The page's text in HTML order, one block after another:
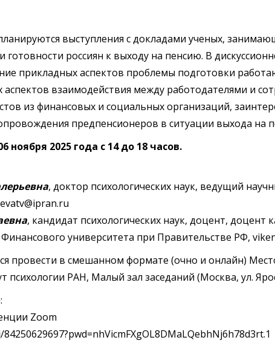
выступления с докладами ученых,
россиян к выходу на пенсию. В
прикладных аспектов проблемы подготовки
аспектов взаимодействия между работодателями и
из финансовых и социальных организаций,
предпенсионеров в ситуации выхода на
ноября 2025 года с 14 до 18 часов.
, доктор психологических наук, ведущий
, кандидат психологических наук, доцент, доцент
университета при Правительстве РФ,
провести в смешанном формате (очно и онлайн)
РАН, Малый зал заседаний (Москва, ул.
Zoom